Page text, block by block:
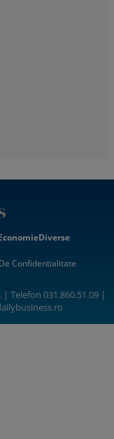
Diverse
Confidentialitate
| Telefon 031.860.51.09 |